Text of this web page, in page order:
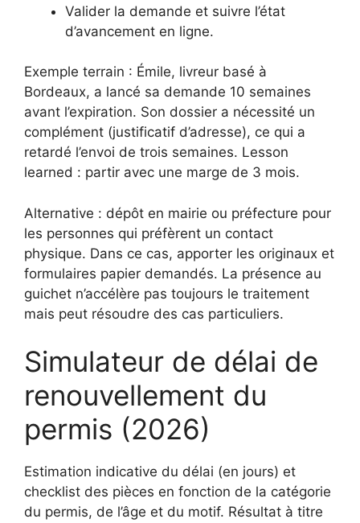
Valider la demande et suivre l’état
d’avancement en ligne.
Exemple terrain : Émile, livreur basé à
Bordeaux, a lancé sa demande 10 semaines
avant l’expiration. Son dossier a nécessité un
complément (justificatif d’adresse), ce qui a
retardé l’envoi de trois semaines. Lesson
learned : partir avec une marge de 3 mois.
Alternative : dépôt en mairie ou préfecture pour
les personnes qui préfèrent un contact
physique. Dans ce cas, apporter les originaux et
formulaires papier demandés. La présence au
guichet n’accélère pas toujours le traitement
mais peut résoudre des cas particuliers.
Simulateur de délai de
renouvellement du
permis (2026)
Estimation indicative du délai (en jours) et
checklist des pièces en fonction de la catégorie
du permis, de l’âge et du motif. Résultat à titre